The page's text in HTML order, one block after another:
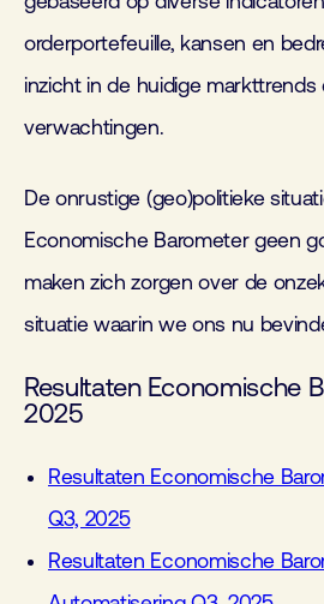
orderportefeuille, kansen en
inzicht in de huidige
verwachtingen.
De onrustige (geo)politieke
Economische Barometer geen
maken zich zorgen over de
situatie waarin we ons nu
Resultaten Economische
2025
Resultaten Economische
Q3, 2025
Resultaten Economische